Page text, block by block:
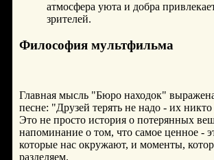
атмосфера уюта и добра
зрителей.
Философия мультфильма
Главная мысль "Бюро находок"
песне: "Друзей терять не надо - их
Это не просто история о потерянных
напоминание о том, что самое ценное -
которые нас окружают, и моменты,
разделяем.